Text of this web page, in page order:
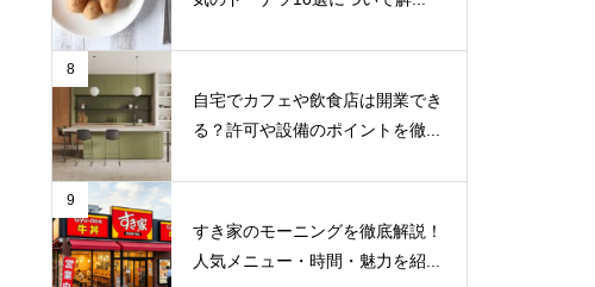
8
自宅でカフェや飲食店は開業でき
る？許可や設備のポイントを徹...
9
すき家のモーニングを徹底解説！
人気メニュー・時間・魅力を紹...